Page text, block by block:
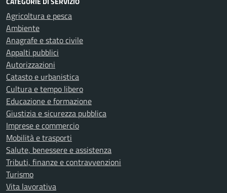
Agricoltura e pesca
Ambiente
Anagrafe e stato civile
Appalti pubblici
Autorizzazioni
Catasto e urbanistica
Cultura e tempo libero
Educazione e formazione
Giustizia e sicurezza pubblica
Imprese e commercio
Mobilità e trasporti
Salute, benessere e assistenza
Tributi, finanze e contravvenzioni
Turismo
Vita lavorativa